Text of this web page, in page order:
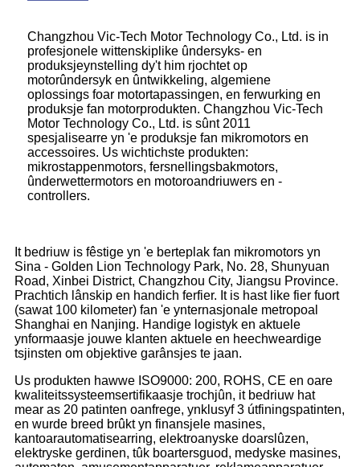
Changzhou Vic-Tech Motor Technology Co., Ltd. is in
profesjonele wittenskiplike ûndersyks- en
produksjeynstelling dy't him rjochtet op
motorûndersyk en ûntwikkeling, algemiene
oplossings foar motortapassingen, en ferwurking en
produksje fan motorprodukten. Changzhou Vic-Tech
Motor Technology Co., Ltd. is sûnt 2011
spesjalisearre yn 'e produksje fan mikromotors en
accessoires. Us wichtichste produkten:
mikrostappenmotors, fersnellingsbakmotors,
ûnderwettermotors en motoroandriuwers en -
controllers.
It bedriuw is fêstige yn 'e berteplak fan mikromotors yn
Sina - Golden Lion Technology Park, No. 28, Shunyuan
Road, Xinbei District, Changzhou City, Jiangsu Province.
Prachtich lânskip en handich ferfier. It is hast like fier fuort
(sawat 100 kilometer) fan 'e ynternasjonale metropoal
Shanghai en Nanjing. Handige logistyk en aktuele
ynformaasje jouwe klanten aktuele en heechweardige
tsjinsten om objektive garânsjes te jaan.
Us produkten hawwe ISO9000: 200, ROHS, CE en oare
kwaliteitssysteemsertifikaasje trochjûn, it bedriuw hat
mear as 20 patinten oanfrege, ynklusyf 3 útfiningspatinten,
en wurde breed brûkt yn finansjele masines,
kantoarautomatisearring, elektroanyske doarslûzen,
elektryske gerdinen, tûk boartersguod, medyske masines,